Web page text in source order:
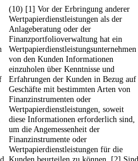
(10) [1] Vor der Erbringung anderer
Wertpapierdienstleistungen als der
Anlageberatung oder der
Finanzportfolioverwaltung hat ein
Wertpapierdienstleistungsunternehmen
von den Kunden Informationen
einzuholen über Kenntnisse und
Erfahrungen der Kunden in Bezug auf
Geschäfte mit bestimmten Arten von
Finanzinstrumenten oder
Wertpapierdienstleistungen, soweit
diese Informationen erforderlich sind,
um die Angemessenheit der
Finanzinstrumente oder
Wertpapierdienstleistungen für die